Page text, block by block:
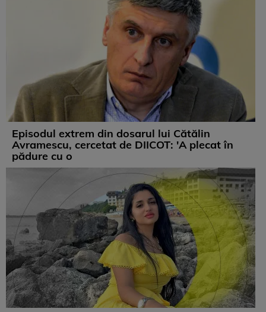
Episodul extrem din dosarul lui Cătălin
Avramescu, cercetat de DIICOT: 'A plecat în
pădure cu o